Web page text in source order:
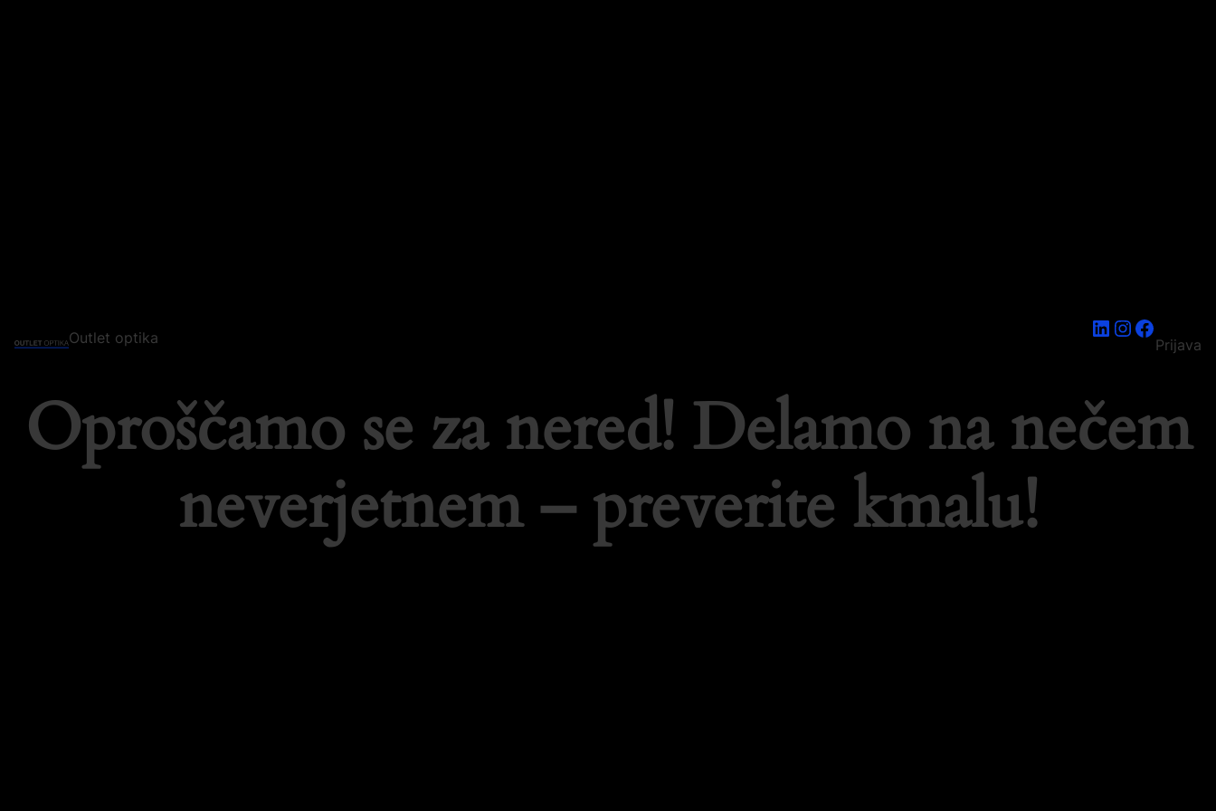
Outlet optika LinkedIn
Instagram
Prijava
Oproščamo se za nered! Delamo na nečem
neverjetnem – preverite kmalu!